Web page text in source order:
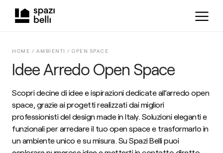
Idee Arredo Open Space
HOME / AMBIENTI / OPEN SPACE
Scopri decine di idee e ispirazioni dedicate all’arredo open
space, grazie ai progetti realizzati dai migliori
professionisti del design made in Italy. Soluzioni eleganti e
funzionali per arredare il tuo open space e trasformarlo in
un ambiente unico e su misura. Su Spazi Belli puoi